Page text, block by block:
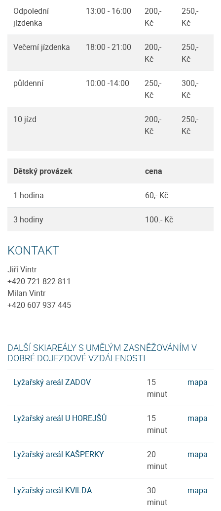
Odpolední
jízdenka
13:00 - 16:00
200,-
Kč
250,-
Kč
Večerní jízdenka 18:00 - 21:00
200,-
Kč
250,-
Kč
půldenní 10:00 -14:00
250,-
Kč
300,-
Kč
10 jízd
200,-
Kč
250,-
Kč
Dětský provázek cena
1 hodina 60,- Kč
3 hodiny 100.- Kč
KONTAKT
Jiří Vintr
+420 721 822 811
Milan Vintr
+420 607 937 445
DALŠÍ SKIAREÁLY S UMĚLÝM ZASNĚŽOVÁNÍM V
DOBRÉ DOJEZDOVÉ VZDÁLENOSTI
Lyžařský areál ZADOV
15
minut
mapa
Lyžařský areál U HOREJŠŮ
15
minut
mapa
Lyžařský areál KAŠPERKY
20
minut
mapa
Lyžařský areál KVILDA
30
minut
mapa